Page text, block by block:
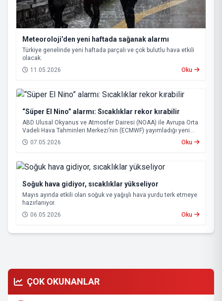
Meteoroloji’den yeni haftada sağanak alarmı
Türkiye genelinde yeni haftada parçalı ve çok bulutlu hava etkili
olacak.
11.05.2026
Oku
“Süper El Nino” alarmı: Sıcaklıklar rekor kırabilir
ABD Ulusal Okyanus ve Atmosfer Dairesi (NOAA) ile Avrupa Orta
Vadeli Hava Tahminleri Merkezi’nin (ECMWF) yayımladığı yeni
tahminler, önümüzdeki dönemde güçlü bir “Süper El Nino”
ihtimalinin arttığını ortaya koydu.
07.05.2026 Oku
Soğuk hava gidiyor, sıcaklıklar yükseliyor
Mayıs ayında etkili olan soğuk ve yağışlı hava yurdu terk etmeye
hazırlanıyor.
06.05.2026
Oku
ÇOK OKUNANLAR